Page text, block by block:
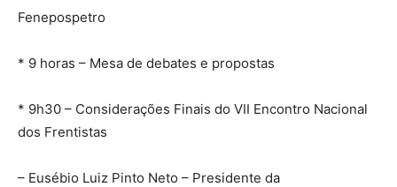
Fenepospetro
* 9 horas – Mesa de debates e propostas
* 9h30 – Considerações Finais do VII Encontro Nacional
dos Frentistas
– Eusébio Luiz Pinto Neto – Presidente da